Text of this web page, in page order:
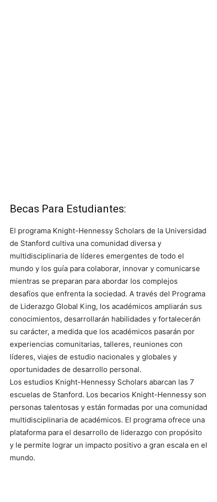
Becas Para Estudiantes:
El programa Knight-Hennessy Scholars de la Universidad
de Stanford cultiva una comunidad diversa y
multidisciplinaria de líderes emergentes de todo el
mundo y los guía para colaborar, innovar y comunicarse
mientras se preparan para abordar los complejos
desafíos que enfrenta la sociedad. A través del Programa
de Liderazgo Global King, los académicos ampliarán sus
conocimientos, desarrollarán habilidades y fortalecerán
su carácter, a medida que los académicos pasarán por
experiencias comunitarias, talleres, reuniones con
líderes, viajes de estudio nacionales y globales y
oportunidades de desarrollo personal.
Los estudios Knight-Hennessy Scholars abarcan las 7
escuelas de Stanford. Los becarios Knight-Hennessy son
personas talentosas y están formadas por una comunidad
multidisciplinaria de académicos. El programa ofrece una
plataforma para el desarrollo de liderazgo con propósito
y le permite lograr un impacto positivo a gran escala en el
mundo.